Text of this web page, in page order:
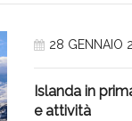
28 GENNAIO
Islanda in
e attività